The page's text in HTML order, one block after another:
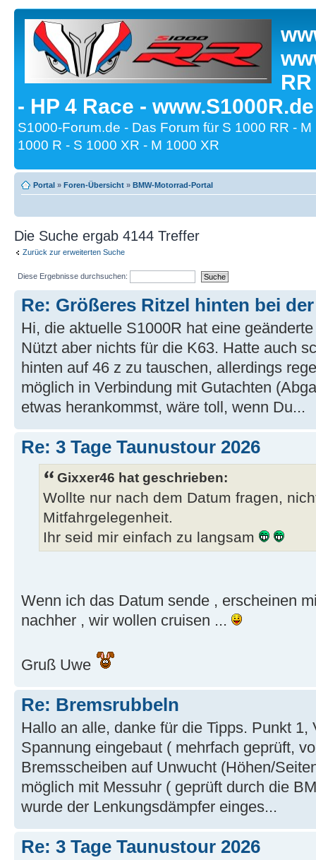
- HP 4 Race -
S1000-Forum.de - Das Forum für S 1000 RR -
1000 R - S 1000 XR - M 1000 XR
Portal » Foren-Übersicht » BMW-Motorrad-Portal
Die Suche ergab 4144 Treffer
Zurück zur erweiterten Suche
Diese Ergebnisse durchsuchen:
Re: Größeres Ritzel hinten bei
Hi, die aktuelle S1000R hat eine
Nützt aber nichts für die K63. Hatte auch
hinten auf 46 z zu tauschen, allerdings
möglich in Verbindung mit Gutachten
etwas herankommst, wäre toll, wenn Du...
Re: 3 Tage Taunustour 2026
Gixxer46 hat geschrieben:
Wollte nur nach dem Datum fragen,
Mitfahrgelegenheit.
Ihr seid mir einfach zu langsam
Wenn ich das Datum sende , erscheinen
nachher , wir wollen cruisen ...
Gruß Uwe
Re: Bremsrubbeln
Hallo an alle, danke für die Tipps. Punkt 1,
Spannung eingebaut ( mehrfach geprüft,
Bremsscheiben auf Unwucht (Höhen/
möglich mit Messuhr ( geprüft durch die
wurde der Lenkungsdämpfer einges...
Re: 3 Tage Taunustour 2026